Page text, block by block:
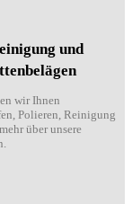
und
wir Ihnen
Polieren, Reinigung
über unsere